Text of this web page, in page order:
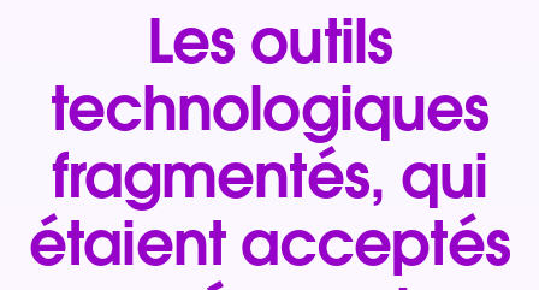
Les outils
technologiques
fragmentés, qui
étaient acceptés